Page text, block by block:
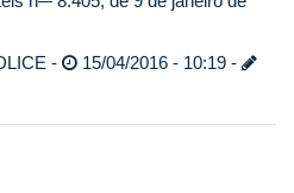
-
15/04/2016 - 10:19 -